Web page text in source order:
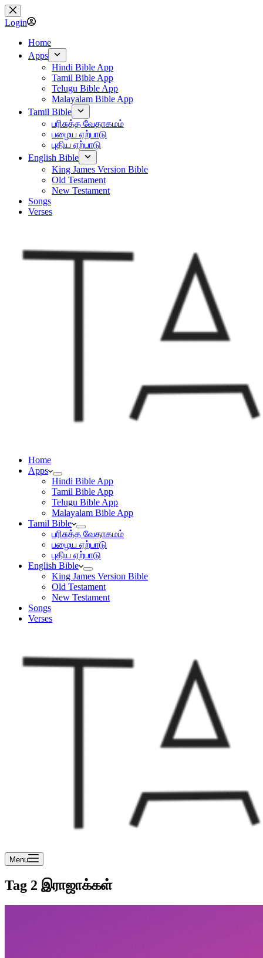
Skip
to
content
Login
Home
Apps
Hindi Bible App
Tamil Bible App
Telugu Bible App
Malayalam Bible App
Tamil Bible
பரிசுத்த வேதாகமம்
பழைய ஏற்பாடு
புதிய ஏற்பாடு
English Bible
King James Version Bible
Old Testament
New Testament
Songs
Verses
Home
Apps
Hindi Bible App
Tamil Bible App
Telugu Bible App
Malayalam Bible App
Tamil Bible
பரிசுத்த வேதாகமம்
பழைய ஏற்பாடு
புதிய ஏற்பாடு
English Bible
King James Version Bible
Old Testament
New Testament
Songs
Verses
Menu
Tag 2 இராஜாக்கள்